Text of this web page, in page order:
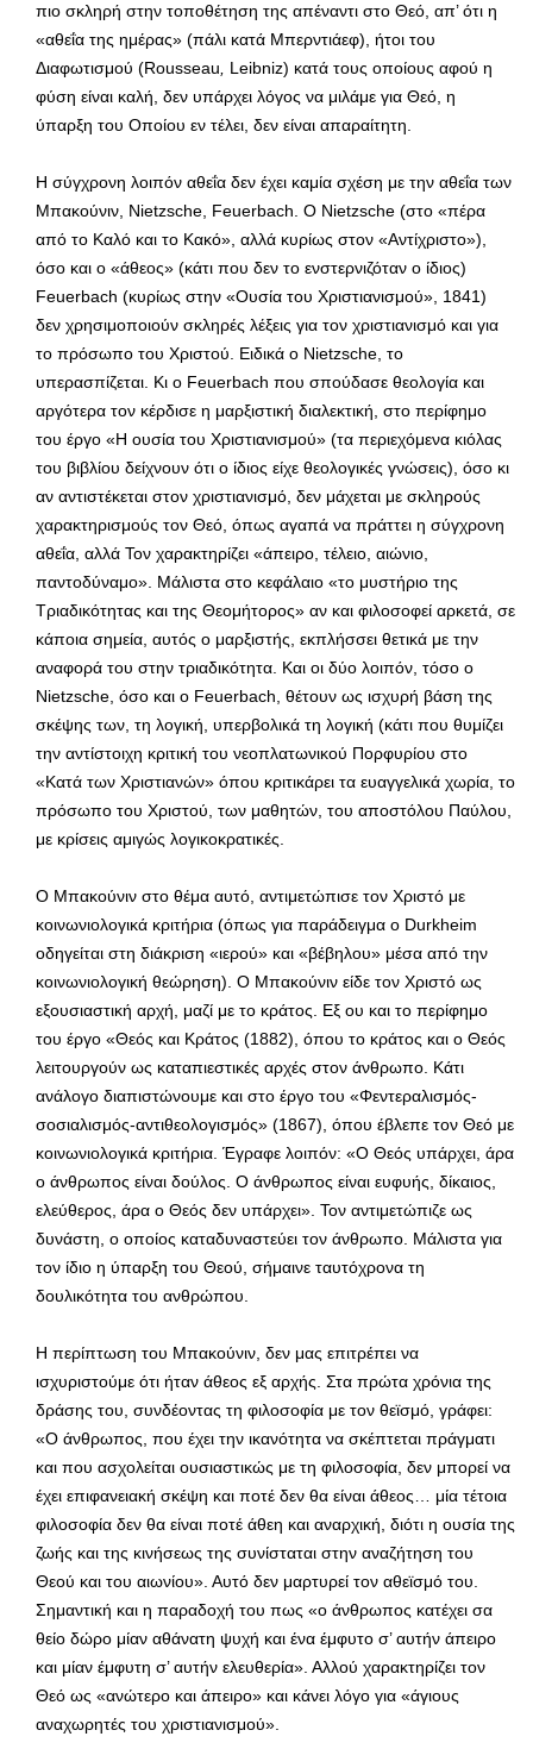
πιο σκληρή στην τοποθέτηση της απέναντι στο Θεό, απ’ ότι η
«αθεΐα της ημέρας» (πάλι κατά Μπερντιάεφ), ήτοι του
Διαφωτισμού (Rousseau, Leibniz) κατά τους οποίους αφού η
φύση είναι καλή, δεν υπάρχει λόγος να μιλάμε για Θεό, η
ύπαρξη του Οποίου εν τέλει, δεν είναι απαραίτητη.
Η σύγχρονη λοιπόν αθεΐα δεν έχει καμία σχέση με την αθεΐα των
Μπακούνιν, Nietzsche, Feuerbach. Ο Nietzsche (στο «πέρα
από το Καλό και το Κακό», αλλά κυρίως στον «Αντίχριστο»),
όσο και ο «άθεος» (κάτι που δεν το ενστερνιζόταν ο ίδιος)
Feuerbach (κυρίως στην «Ουσία του Χριστιανισμού», 1841)
δεν χρησιμοποιούν σκληρές λέξεις για τον χριστιανισμό και για
το πρόσωπο του Χριστού. Ειδικά ο Nietzsche, το
υπερασπίζεται. Κι ο Feuerbach που σπούδασε θεολογία και
αργότερα τον κέρδισε η μαρξιστική διαλεκτική, στο περίφημο
του έργο «Η ουσία του Χριστιανισμού» (τα περιεχόμενα κιόλας
του βιβλίου δείχνουν ότι ο ίδιος είχε θεολογικές γνώσεις), όσο κι
αν αντιστέκεται στον χριστιανισμό, δεν μάχεται με σκληρούς
χαρακτηρισμούς τον Θεό, όπως αγαπά να πράττει η σύγχρονη
αθεΐα, αλλά Τον χαρακτηρίζει «άπειρο, τέλειο, αιώνιο,
παντοδύναμο». Μάλιστα στο κεφάλαιο «το μυστήριο της
Τριαδικότητας και της Θεομήτορος» αν και φιλοσοφεί αρκετά, σε
κάποια σημεία, αυτός ο μαρξιστής, εκπλήσσει θετικά με την
αναφορά του στην τριαδικότητα. Και οι δύο λοιπόν, τόσο ο
Nietzsche, όσο και ο Feuerbach, θέτουν ως ισχυρή βάση της
σκέψης των, τη λογική, υπερβολικά τη λογική (κάτι που θυμίζει
την αντίστοιχη κριτική του νεοπλατωνικού Πορφυρίου στο
«Κατά των Χριστιανών» όπου κριτικάρει τα ευαγγελικά χωρία, το
πρόσωπο του Χριστού, των μαθητών, του αποστόλου Παύλου,
με κρίσεις αμιγώς λογικοκρατικές.
Ο Μπακούνιν στο θέμα αυτό, αντιμετώπισε τον Χριστό με
κοινωνιολογικά κριτήρια (όπως για παράδειγμα ο Durkheim
οδηγείται στη διάκριση «ιερού» και «βέβηλου» μέσα από την
κοινωνιολογική θεώρηση). Ο Μπακούνιν είδε τον Χριστό ως
εξουσιαστική αρχή, μαζί με το κράτος. Εξ ου και το περίφημο
του έργο «Θεός και Κράτος (1882), όπου το κράτος και ο Θεός
λειτουργούν ως καταπιεστικές αρχές στον άνθρωπο. Κάτι
ανάλογο διαπιστώνουμε και στο έργο του «Φεντεραλισμός-
σοσιαλισμός-αντιθεολογισμός» (1867), όπου έβλεπε τον Θεό με
κοινωνιολογικά κριτήρια. Έγραφε λοιπόν: «Ο Θεός υπάρχει, άρα
ο άνθρωπος είναι δούλος. Ο άνθρωπος είναι ευφυής, δίκαιος,
ελεύθερος, άρα ο Θεός δεν υπάρχει». Τον αντιμετώπιζε ως
δυνάστη, ο οποίος καταδυναστεύει τον άνθρωπο. Μάλιστα για
τον ίδιο η ύπαρξη του Θεού, σήμαινε ταυτόχρονα τη
δουλικότητα του ανθρώπου.
Η περίπτωση του Μπακούνιν, δεν μας επιτρέπει να
ισχυριστούμε ότι ήταν άθεος εξ αρχής. Στα πρώτα χρόνια της
δράσης του, συνδέοντας τη φιλοσοφία με τον θεϊσμό, γράφει:
«Ο άνθρωπος, που έχει την ικανότητα να σκέπτεται πράγματι
και που ασχολείται ουσιαστικώς με τη φιλοσοφία, δεν μπορεί να
έχει επιφανειακή σκέψη και ποτέ δεν θα είναι άθεος… μία τέτοια
φιλοσοφία δεν θα είναι ποτέ άθεη και αναρχική, διότι η ουσία της
ζωής και της κινήσεως της συνίσταται στην αναζήτηση του
Θεού και του αιωνίου». Αυτό δεν μαρτυρεί τον αθεϊσμό του.
Σημαντική και η παραδοχή του πως «ο άνθρωπος κατέχει σα
θείο δώρο μίαν αθάνατη ψυχή και ένα έμφυτο σ’ αυτήν άπειρο
και μίαν έμφυτη σ’ αυτήν ελευθερία». Αλλού χαρακτηρίζει τον
Θεό ως «ανώτερο και άπειρο» και κάνει λόγο για «άγιους
αναχωρητές του χριστιανισμού».